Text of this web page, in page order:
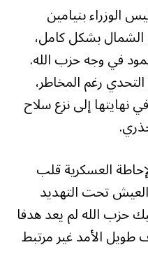
الوزراء بنيامين
الشمال بشكل كامل،
في وجه حزب الله.
رغم المخاطر،
إلى نزع سلاح
العسكرية قلب
تحت التهديد
حزب الله لم يعد هدفا
طويل الأمد غير مرتبط